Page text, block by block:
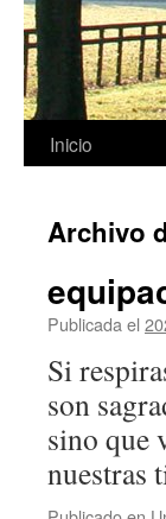
Saltar
contenido
Inicio
Archivo
Publicada el
Si
son
sino que
nuestras